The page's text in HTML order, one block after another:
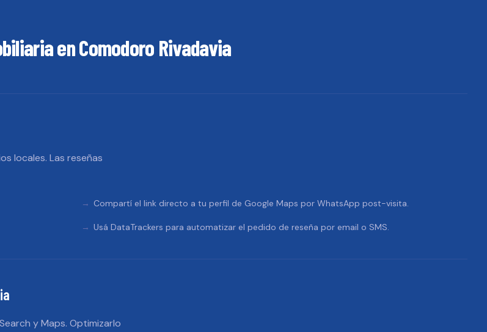
enComodoro Rivadavia
locales. Las reseñas
Compartí el link directo a tu perfil de Google Maps por WhatsApp post-visita.
Usá DataTrackers para automatizar el pedido de reseña por email o SMS.
y Maps. Optimizarlo